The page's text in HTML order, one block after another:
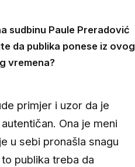
sudbinu Paule Preradović
da publika ponese iz ovog
vremena?
primjer i uzor da je
Ona je meni
u sebi pronašla snagu
publika treba da